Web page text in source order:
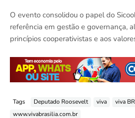
O evento consolidou o papel do
referência em gestão e governança,
princípios cooperativistas e aos
Tags Deputado Roosevelt viva
viva
www.vivabrasilia.com.br